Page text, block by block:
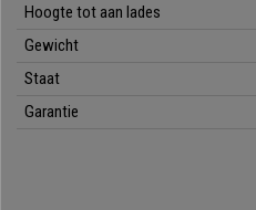
Hoogte tot aan lades
Gewicht
Staat
Garantie